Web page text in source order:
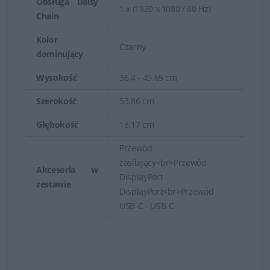
Chain
1 x (1920 x 1080 / 60 Hz)
Kolor
dominujący
Czarny
Wysokość 36.4 - 49.65 cm
Szerokość 53.86 cm
Głębokość 18.17 cm
Akcesoria w
zestawie
Przewód
zasilający<br>Przewód
DisplayPort -
DisplayPort<br>Przewód
USB-C - USB-C